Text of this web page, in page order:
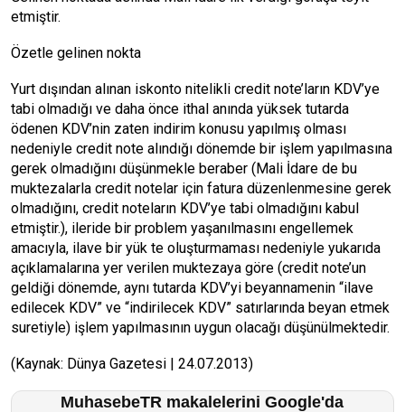
etmiştir.
Özetle gelinen nokta
Yurt dışından alınan iskonto nitelikli credit note’ların KDV’ye
tabi olmadığı ve daha önce ithal anında yüksek tutarda
ödenen KDV’nin zaten indirim konusu yapılmış olması
nedeniyle credit note alındığı dönemde bir işlem yapılmasına
gerek olmadığını düşünmekle beraber (Mali İdare de bu
muktezalarla credit notelar için fatura düzenlenmesine gerek
olmadığını, credit noteların KDV’ye tabi olmadığını kabul
etmiştir.), ileride bir problem yaşanılmasını engellemek
amacıyla, ilave bir yük te oluşturmaması nedeniyle yukarıda
açıklamalarına yer verilen muktezaya göre (credit note’un
geldiği dönemde, aynı tutarda KDV’yi beyannamenin “ilave
edilecek KDV” ve “indirilecek KDV” satırlarında beyan etmek
suretiyle) işlem yapılmasının uygun olacağı düşünülmektedir.
(Kaynak: Dünya Gazetesi | 24.07.2013)
MuhasebeTR makalelerini Google'da